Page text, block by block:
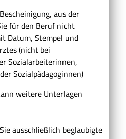
aus der
für den Beruf nicht
Datum, Stempel und
(nicht bei
Sozialarbeiterinnen,
Sozialpädagoginnen)
weitere Unterlagen
ausschließlich beglaubigte